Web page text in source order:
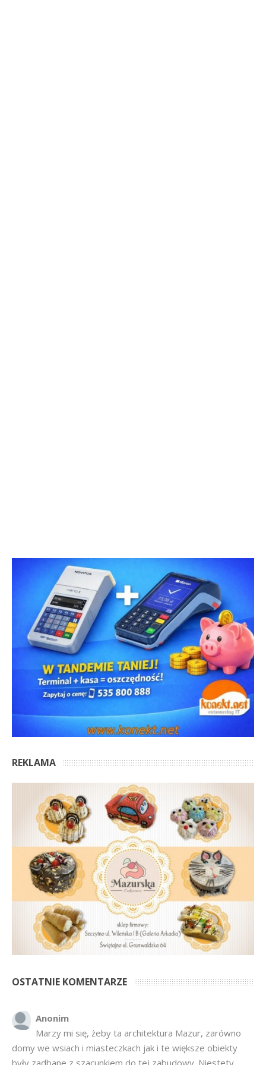
REKLAMA
OSTATNIE KOMENTARZE
Anonim
Marzy mi się, żeby ta architektura Mazur, zarówno
domy we wsiach i miasteczkach jak i te większe obiekty
były zadbane z szacunkiem do tej zabudowy. Niestety